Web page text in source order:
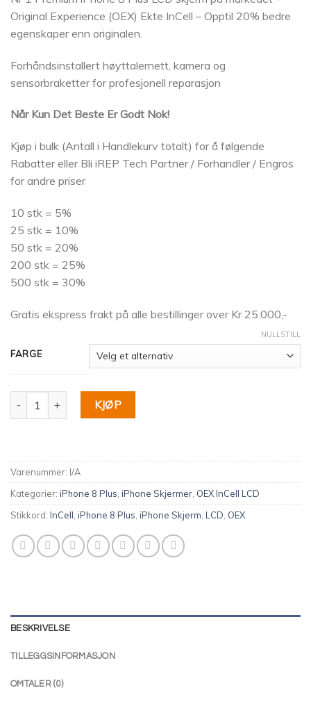
Original Experience (OEX) Ekte InCell – Opptil 20% bedre
egenskaper enn originalen.
Forhåndsinstallert høyttalernett, kamera og
sensorbraketter for profesjonell reparasjon
Når Kun Det Beste Er Godt Nok!
Kjøp i bulk (Antall i Handlekurv totalt) for å følgende
Rabatter eller Bli iREP Tech Partner / Forhandler / Engros
for andre priser
10 stk = 5%
25 stk = 10%
50 stk = 20%
200 stk = 25%
500 stk = 30%
Gratis ekspress frakt på alle bestillinger over Kr 25.000,-
FARGE
NULLSTILL
iPhone 8 Plus LCD Skjerm | Original InCell OEX antall
KJØP
Varenummer: I/A
Kategorier: iPhone 8 Plus, iPhone Skjermer, OEX InCell LCD
Stikkord: InCell, iPhone 8 Plus, iPhone Skjerm, LCD, OEX
BESKRIVELSE
TILLEGGSINFORMASJON
OMTALER (0)